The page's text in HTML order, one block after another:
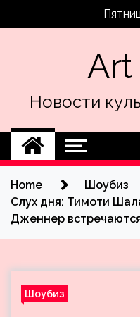
Art
Новости
Home
Шоубиз
Слух дня: Тимоти
Дженнер
Шоубиз